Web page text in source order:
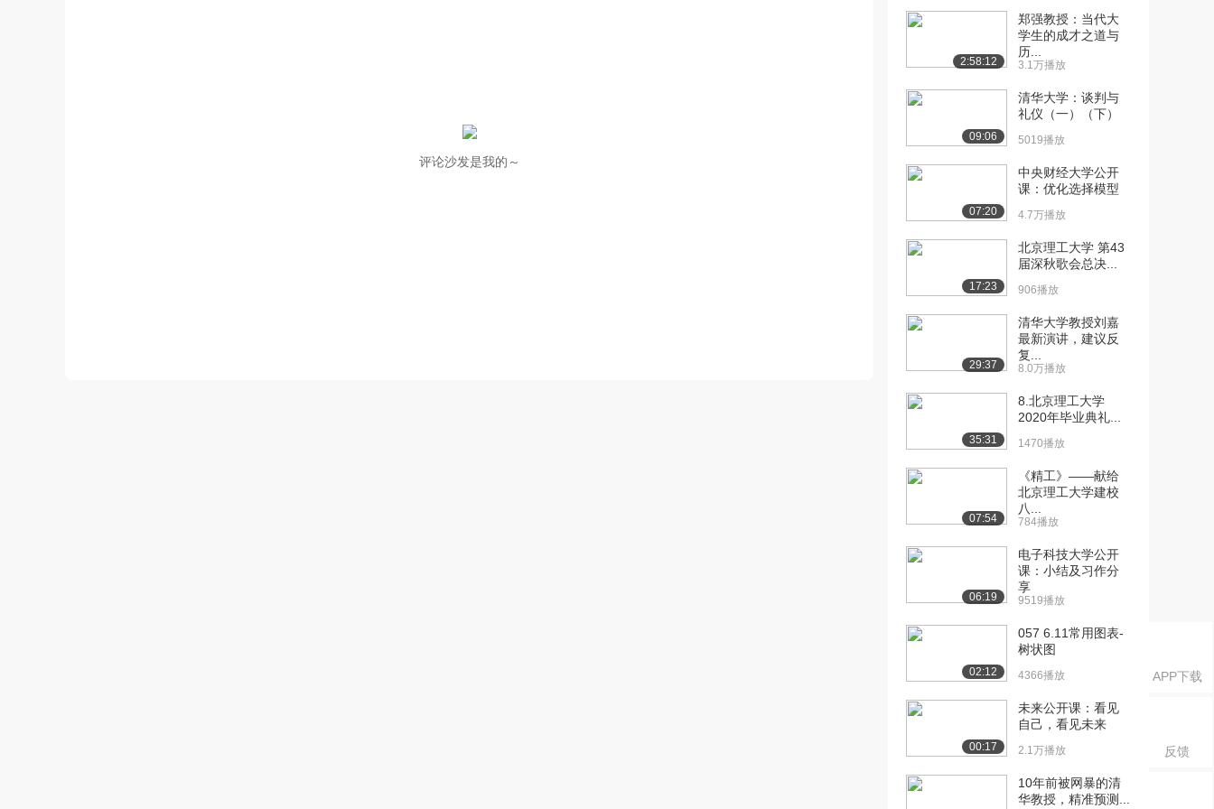
APP下载
反馈
评论沙发是我的～
[10] 北京理工大学公开
1.6万播放
15:22
[11] 北京理工大学公开
课：百家视点：从二...
08:49
[12] 北京理工大学公开
课：百家视点：Go...
06:32
[13] 北京理工大学公开
课：百家视点：计算...
08:11
[14] 北京理工大学公开
课：百家视点：图灵...
02:53
[15] 北京理工大学公开
课：百家视点：为何...
课：关于大数据
课：第二章导学
[18] 北京理工大学公开
课：八卦图与二进制
1.4万播放
[19] 北京理工大学公开
课：计算机中各种数...
1.5万播放
[20] 北京理工大学公开
课：不同数制之间的...
1.2万播放
2:58:12
郑强教授：当代大
学生的成才之道与
历...
3.1万播放
09:06
清华大学：谈判与
礼仪（一）（下）
5019播放
07:20
中央财经大学公开
课：优化选择模型
4.7万播放
17:23
北京理工大学 第43
届深秋歌会总决...
906播放
29:37
清华大学教授刘嘉
最新演讲，建议反
复...
8.0万播放
35:31
8.北京理工大学
2020年毕业典礼...
1470播放
07:54
《精工》——献给
北京理工大学建校
八...
784播放
06:19
电子科技大学公开
课：小结及习作分
享
9519播放
02:12
057 6.11常用图表-
树状图
4366播放
00:17
未来公开课：看见
自己，看见未来
2.1万播放
10年前被网暴的清
华教授，精准预测...